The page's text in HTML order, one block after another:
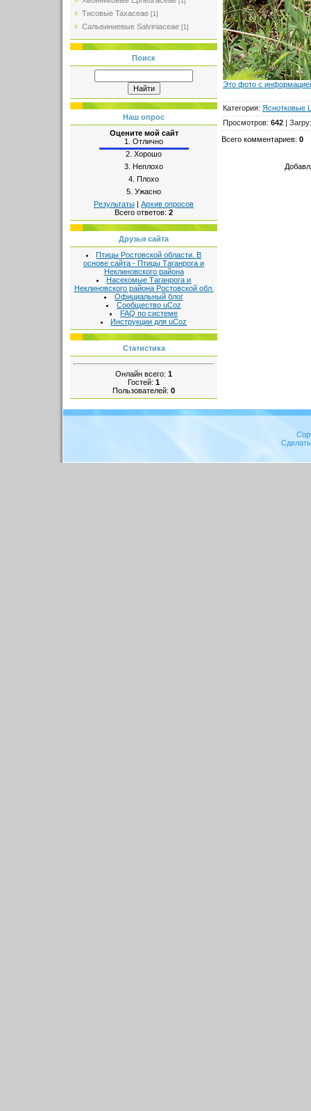
Тисовые Taxaceae [1]
Сальвиниевые Salviniaceae [1]
Поиск
Наш опрос
Оцените мой сайт
1. Отлично
2. Хорошо
3. Неплохо
4. Плохо
5. Ужасно
Результаты | Архив опросов
Всего ответов: 2
Друзья сайта
Птицы Ростовской области. В
основе сайта - Птицы Таганрога и
Неклиновского района
Насекомые Таганрога и
Неклиновского района Ростовской обл.
Официальный блог
Сообщество uCoz
FAQ по системе
Инструкции для uCoz
Статистика
Онлайн всего: 1
Гостей: 1
Пользователей: 0
Это фото с
Категория: Яснотковые
Просмотров: 642 |
Всего комментариев: 0